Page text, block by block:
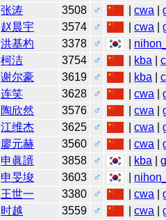
张涛 3508 ♂ |cwa |
赵晨宇 3574 ♂ |cwa |
洪基杓 3378 ♂
柯洁 3754 ♂ kba |
谢尔豪 3619 ♂ kba |
连笑 3628 ♂ |cwa |
陶欣然 3576 ♂ |cwa |
江维杰 3625 ♂ |cwa |
廖元赫 3560 ♂ |cwa |
申眞諝 3858 ♂ kba |
申旻埈 3603 ♂
王世一 3380 ♂ |cwa |
时越 3559 ♂ |cwa |